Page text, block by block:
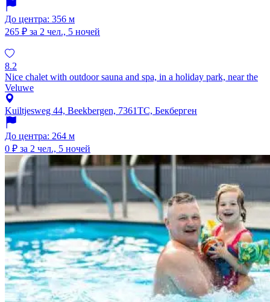
До центра: 356 м
265 ₽ за 2 чел., 5 ночей
8.2
Nice chalet with outdoor sauna and spa, in a holiday park, near the
Veluwe
Kuiltjesweg 44, Beekbergen, 7361TC, Бекберген
До центра: 264 м
0 ₽ за 2 чел., 5 ночей